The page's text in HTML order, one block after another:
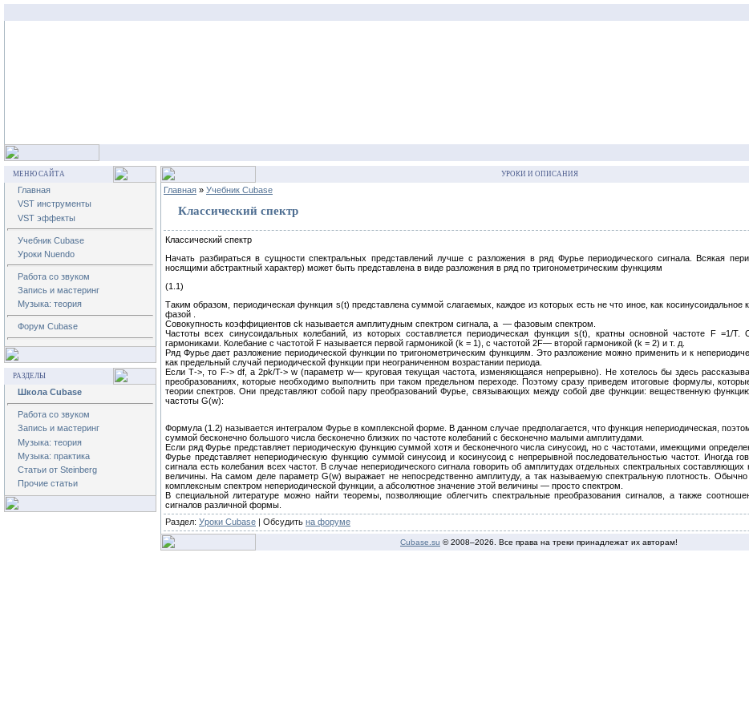
МЕНЮ САЙТА
Главная
VST инструменты
VST эффекты
Учебник Cubase
Уроки Nuendo
Работа со звуком
Запись и мастеринг
Музыка: теория
Форум Cubase
РАЗДЕЛЫ
Школа Cubase
Работа со звуком
Запись и мастеринг
Музыка: теория
Музыка: практика
Статьи от Steinberg
Прочие статьи
УРОКИ И ОПИСАНИЯ
Главная » Учебник Cubase
Классический спектр
Классический спектр
Начать разбираться в сущности спектральных представлений лучше с разложения в ряд Фурье периодического сигнала. Всякая
носящими абстрактный характер) может быть представлена в виде разложения в ряд по тригонометрическим функциям
(1.1)
Таким образом, периодическая функция s(t) представлена суммой слагаемых, каждое из которых есть не что иное, как косинусоидальное
фазой
Совокупность коэффициентов сk называется амплитудным спектром сигнала, а — фазовым спектром.
Частоты всех синусоидальных колебаний, из которых составляется периодическая функция s(t), кратны основной частоте F =1/
гармониками. Колебание с частотой F называется первой гармоникой (k = 1), с частотой 2F— второй гармоникой (k = 2) и т. д.
Ряд Фурье дает разложение периодической функции по тригонометрическим функциям. Это разложение можно применить и к
как предельный случай периодической функции при неограниченном возрастании периода.
Если Т->, то F-> df, a 2pk/T-> w (параметр w— круговая текущая частота, изменяющаяся непрерывно). Не хотелось бы здесь
преобразованиях, которые необходимо выполнить при таком предельном переходе. Поэтому сразу приведем итоговые формулы,
теории спектров. Они представляют собой пару преобразований Фурье, связывающих между собой две функции: вещественную
частоты G(w):
Формула (1.2) называется интегралом Фурье в комплексной форме. В данном случае предполагается, что функция непериодическая,
суммой бесконечно большого числа бесконечно близких по частоте колебаний с бесконечно малыми амплитудами.
Если ряд Фурье представляет периодическую функцию суммой хотя и бесконечного числа синусоид, но с частотами, имеющими
Фурье представляет непериодическую функцию суммой синусоид и косинусоид с непрерывной последовательностью частот. Иногда
сигнала есть колебания всех частот. В случае непериодического сигнала говорить об амплитудах отдельных спектральных
величины. На самом деле параметр G(w) выражает не непосредственно амплитуду, а так называемую спектральную плотность.
комплексным спектром непериодической функции, а абсолютное значение этой величины — просто спектром.
В специальной литературе можно найти теоремы, позволяющие облегчить спектральные преобразования сигналов, а также
сигналов различной формы.
Раздел: Уроки Cubase | Обсудить на форуме
Cubase.su © 2008–2026. Все права на треки принадлежат их авторам!